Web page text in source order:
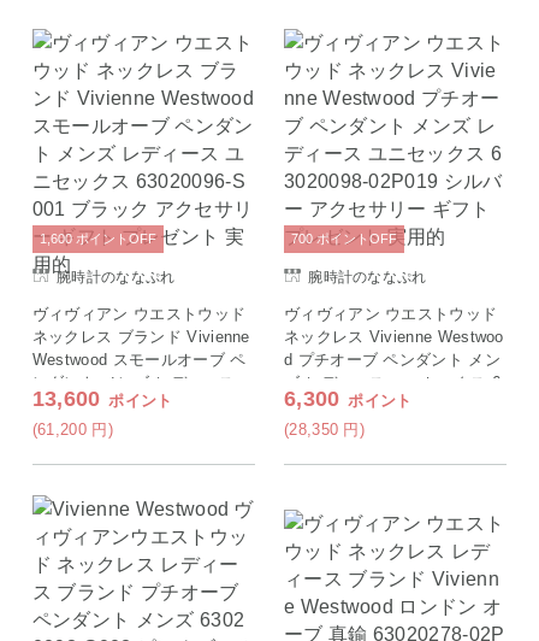
腕時計のななぷれ
ヴィヴィアン ウエストウッド
ネックレス ブランド Vivienne
Westwood スモールオーブ ペ
ンダント メンズ レディース
ユニセックス 63020096-S001
ブラック アクセサリー ギフト
13,600 ポイント
(61,200 円 )
1,600 ポイント OFF
腕時計のななぷれ
ヴィヴィアン ウエストウッド
ネックレス Vivienne Westwoo
d プチオーブ ペンダント メン
ズ レディース ユニセックス 6
3020098-02P019 シルバー ア
クセサリー ギフト プレゼント
6,300 ポイント
(28,350 円 )
700ポイント OFF